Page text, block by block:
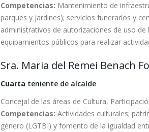
Competencias: Mantenimiento de
parques y jardines); servicios funerarios y
administrativos de autorizaciones de uso
equipamientos públicos para realizar
Sra. Maria del Remei Benach
Cuarta teniente de alcalde
Concejal de las áreas de Cultura,
Competencias: Actividades culturales;
género (LGTBI) y fomento de la igualdad